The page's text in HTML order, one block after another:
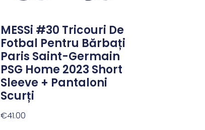
MESSi #30 Tricouri De
Fotbal Pentru Bărbați
Paris Saint-Germain
PSG Home 2023 Short
Sleeve + Pantaloni
Scurți
€41.00